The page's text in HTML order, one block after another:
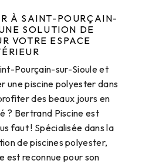
À SAINT-POURÇAIN-
SOLUTION DE
VOTRE ESPACE
Pourçain-sur-Sioule et
une piscine polyester dans
des beaux jours en
? Bertrand Piscine est
faut ! Spécialisée dans la
de piscines polyester,
est reconnue pour son